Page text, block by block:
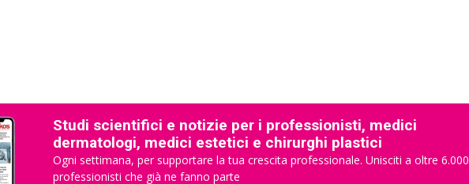
Studi scientifici e notizie per i professionisti, medici
dermatologi, medici estetici e chirurghi plastici
Ogni settimana, per supportare la tua crescita professionale. Unisciti a oltre 6.000
professionisti che già ne fanno parte